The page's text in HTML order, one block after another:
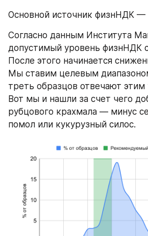
Основной источник физнНДК —
Согласно данным Института
допустимый уровень физнНДК
После этого начинается
Мы ставим целевым
треть образцов отвечают этим
Вот мы и нашли за счет чего
рубцового крахмала — минус
помол или кукурузный силос.